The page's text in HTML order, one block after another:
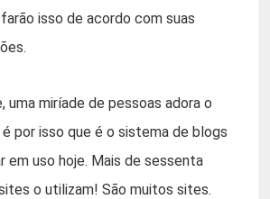
isso de acordo com suas
uma miríade de pessoas adora o
por isso que é o sistema de blogs
em uso hoje. Mais de sessenta
o utilizam! São muitos sites.